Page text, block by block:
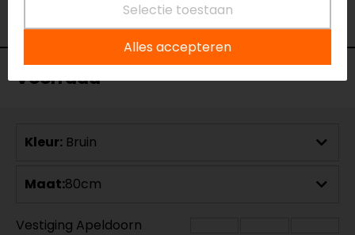
Voorraad
Kleur: Bruin
Maat:80cm
Vestiging Apeldoorn
Selectie toestaan
Alles accepteren